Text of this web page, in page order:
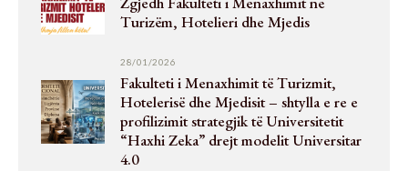
Turizëm, Hotelieri dhe Mjedis
28/01/2026
Fakulteti i Menaxhimit të Turizmit,
Hotelerisë dhe Mjedisit – shtylla e re e
profilizimit strategjik të Universitetit
“Haxhi Zeka” drejt modelit Universitar
4.0